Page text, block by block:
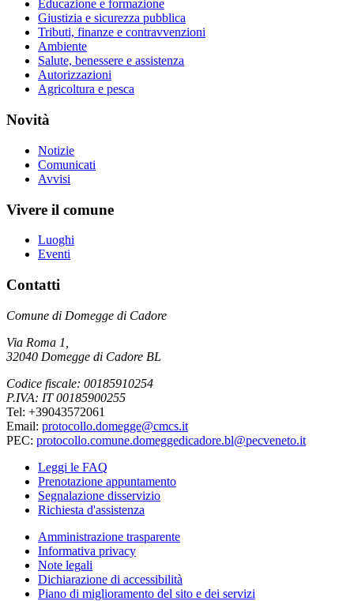
Educazione e formazione
Giustizia e sicurezza pubblica
Tributi, finanze e contravvenzioni
Ambiente
Salute, benessere e assistenza
Autorizzazioni
Agricoltura e pesca
Novità
Notizie
Comunicati
Avvisi
Vivere il comune
Luoghi
Eventi
Contatti
Comune di Domegge di Cadore
Via Roma 1,
32040 Domegge di Cadore BL
Codice fiscale: 00185910254
P.IVA: IT 00185900255
Tel: +39043572061
Email: protocollo.domegge@cmcs.it
PEC: protocollo.comune.domeggedicadore.bl@pecveneto.it
Leggi le FAQ
Prenotazione appuntamento
Segnalazione disservizio
Richiesta d'assistenza
Amministrazione trasparente
Informativa privacy
Note legali
Dichiarazione di accessibilità
Piano di miglioramento del sito e dei servizi